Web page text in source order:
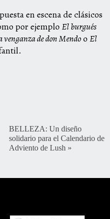
en escena de clásicos
por ejemplo El burgués
venganza de don Mendoo El
BELLEZA: Un diseño
solidario para el Calendario de
Adviento de Lush »